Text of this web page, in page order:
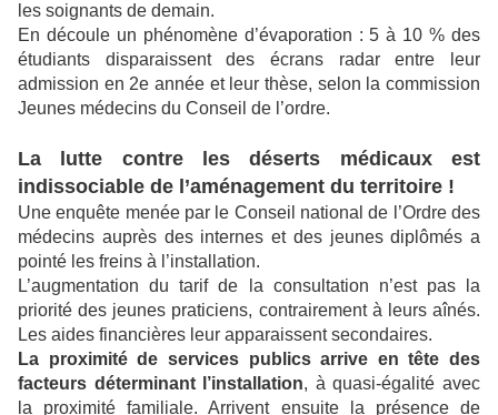
les soignants de demain.
En découle un phénomène d’évaporation : 5 à 10 % des
étudiants disparaissent des écrans radar entre leur
admission en 2e année et leur thèse, selon la commission
Jeunes médecins du Conseil de l’ordre.
La lutte contre les déserts médicaux est
indissociable de l’aménagement du territoire !
Une enquête menée par le Conseil national de l’Ordre des
médecins auprès des internes et des jeunes diplômés a
pointé les freins à l’installation.
L’augmentation du tarif de la consultation n’est pas la
priorité des jeunes praticiens, contrairement à leurs aînés.
Les aides financières leur apparaissent secondaires.
La proximité de services publics arrive en tête des
facteurs déterminant l’installation, à quasi-égalité avec
la proximité familiale. Arrivent ensuite la présence de